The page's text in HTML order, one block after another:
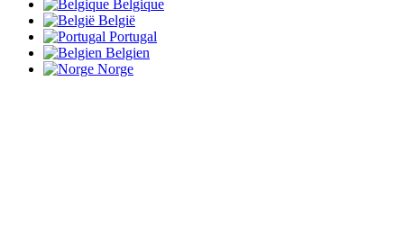
Belgique
België
Portugal
Belgien
Norge